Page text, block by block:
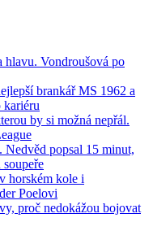
hlavu. Vondroušová po
brankář MS 1962 a
kariéru
by si možná nepřál.
Nedvěd popsal 15 minut,
horském kole i
Poelovi
proč nedokážou bojovat